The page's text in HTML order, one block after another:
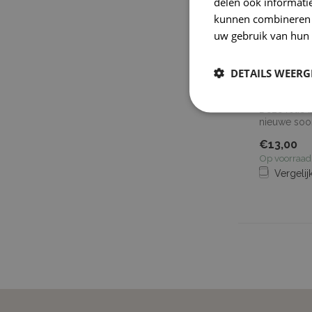
2D
Deze folie
nieuwe
€13,00
Op voorraad
kunnen
uw gebruik van hun
DETAILS